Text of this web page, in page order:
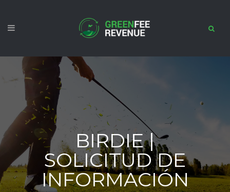
BIRDIE |
SOLICITUD DE
INFORMACIÓN